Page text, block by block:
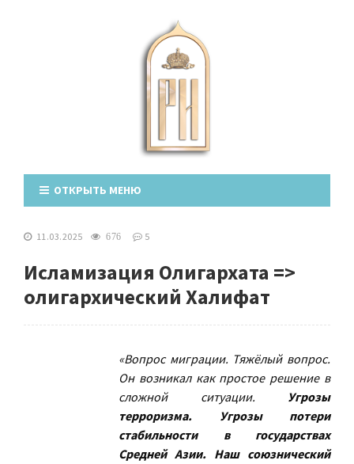
ОТКРЫТЬ МЕНЮ
11.03.2025 676 5
Исламизация Олигархата =>
олигархический Халифат
«Вопрос миграции. Тяжёлый вопрос.
Он возникал как простое решение в
сложной ситуации. Угрозы
терроризма. Угрозы потери
стабильности в государствах
Средней Азии. Наш союзнический